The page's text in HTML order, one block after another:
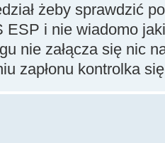
żeby sprawdzić
ESP i nie wiadomo
nie załącza się nic
zapłonu kontrolka